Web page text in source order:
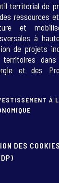
territorial de
ressources
et
à
de projets
et des
À
DES